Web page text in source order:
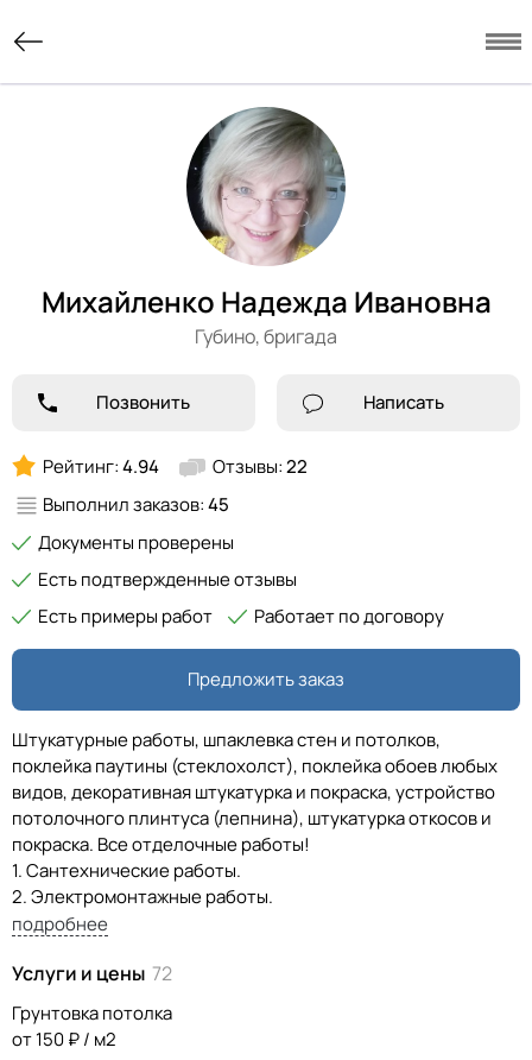
Михайленко Надежда Ивановна
Губино,бригада
Позвонить Написать
Рейтинг:4.94 Отзывы:22
Выполнил заказов:45
Документы проверены
Есть подтвержденные отзывы
Есть примеры работ
Работает по договору
Предложить заказ
Штукатурные работы, шпаклевка стен и потолков,
поклейка паутины (стеклохолст), поклейка обоев любых
видов, декоративная штукатурка и покраска, устройство
потолочного плинтуса (лепнина), штукатурка откосов и
покраска. Все отделочные работы!
1. Сантехнические работы.
2. Электромонтажные работы.
3. Кровельные работы.
5. Уборка снега с крыш, ангаров, частных домов.
подробнее
Услуги и цены 72
Грунтовка потолка
от 150 ₽ / м2